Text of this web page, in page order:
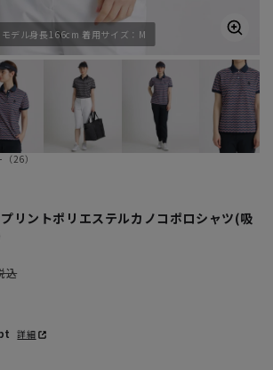
モデル身長166cm 着用サイズ：M
26）
プリントポリエステルカノコポロシャツ(吸
込
詳細